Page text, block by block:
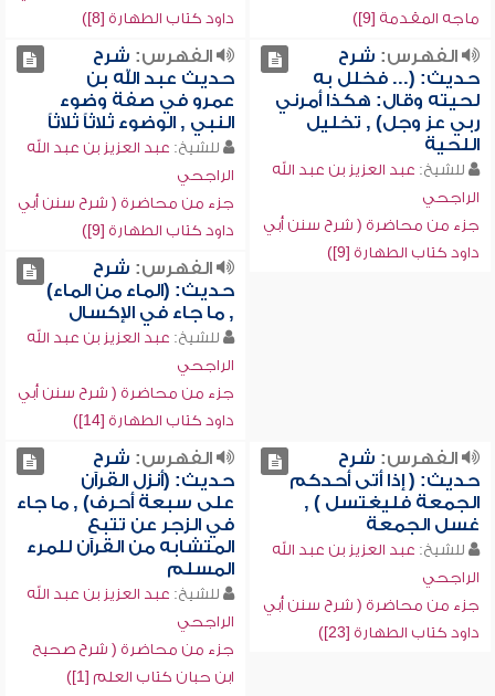
ماجه المقدمة [9])
داود كتاب الطهارة [8])
الفهرس: شرح
حديث: (... فخلل به
لحيته وقال: هكذا أمرني
ربي عز وجل) , تخليل
اللحية
للشيخ: عبد العزيز بن عبد الله
الراجحي
جزء من محاضرة ( شرح سنن أبي
داود كتاب الطهارة [9])
الفهرس: شرح
حديث عبد الله بن
عمرو في صفة وضوء
النبي , الوضوء ثلاثاً ثلاثاً
للشيخ: عبد العزيز بن عبد الله
الراجحي
جزء من محاضرة ( شرح سنن أبي
داود كتاب الطهارة [9])
الفهرس: شرح
حديث: (الماء من الماء)
, ما جاء في الإكسال
للشيخ: عبد العزيز بن عبد الله
الراجحي
جزء من محاضرة ( شرح سنن أبي
داود كتاب الطهارة [14])
الفهرس: شرح
حديث: ( إذا أتى أحدكم
الجمعة فليغتسل ) ,
غسل الجمعة
للشيخ: عبد العزيز بن عبد الله
الراجحي
جزء من محاضرة ( شرح سنن أبي
داود كتاب الطهارة [23])
الفهرس: شرح
حديث: (أنزل القرآن
على سبعة أحرف) , ما جاء
في الزجر عن تتبع
المتشابه من القرآن للمرء
المسلم
للشيخ: عبد العزيز بن عبد الله
الراجحي
جزء من محاضرة ( شرح صحيح
ابن حبان كتاب العلم [1])